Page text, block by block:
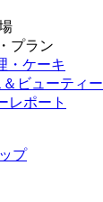
プラン
・ケーキ
＆ビューティー
レポート
プ